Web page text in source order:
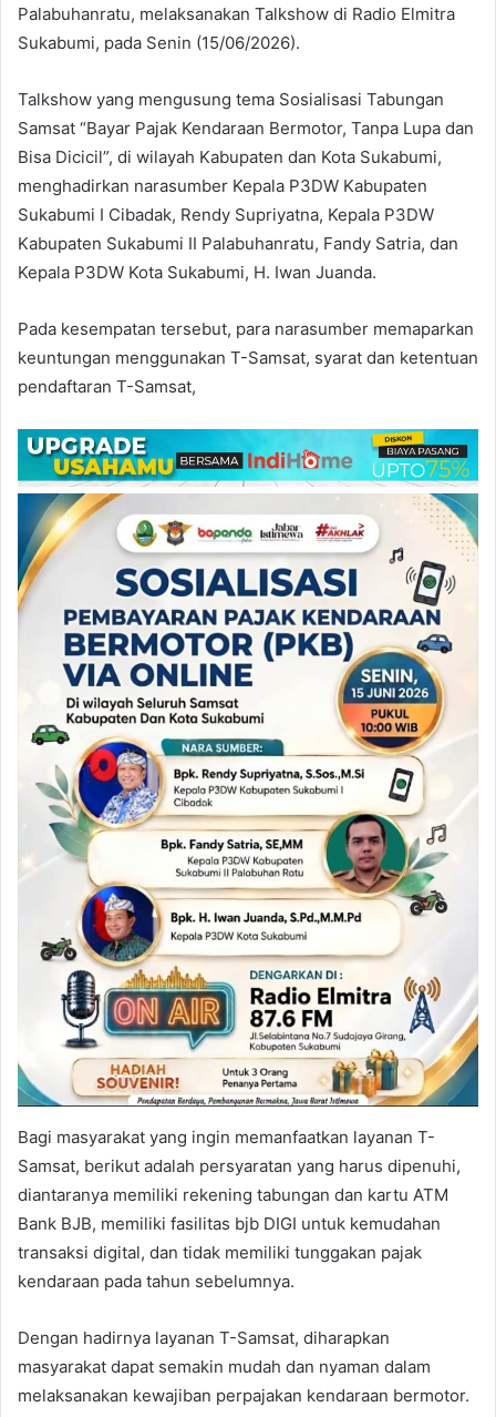
Palabuhanratu, melaksanakan Talkshow di Radio Elmitra
Sukabumi, pada Senin (15/06/2026).
Talkshow yang mengusung tema Sosialisasi Tabungan
Samsat “Bayar Pajak Kendaraan Bermotor, Tanpa Lupa dan
Bisa Dicicil”, di wilayah Kabupaten dan Kota Sukabumi,
menghadirkan narasumber Kepala P3DW Kabupaten
Sukabumi I Cibadak, Rendy Supriyatna, Kepala P3DW
Kabupaten Sukabumi II Palabuhanratu, Fandy Satria, dan
Kepala P3DW Kota Sukabumi, H. Iwan Juanda.
Pada kesempatan tersebut, para narasumber memaparkan
keuntungan menggunakan T-Samsat, syarat dan ketentuan
pendaftaran T-Samsat,
Bagi masyarakat yang ingin memanfaatkan layanan T-
Samsat, berikut adalah persyaratan yang harus dipenuhi,
diantaranya memiliki rekening tabungan dan kartu ATM
Bank BJB, memiliki fasilitas bjb DIGI untuk kemudahan
transaksi digital, dan tidak memiliki tunggakan pajak
kendaraan pada tahun sebelumnya.
Dengan hadirnya layanan T-Samsat, diharapkan
masyarakat dapat semakin mudah dan nyaman dalam
melaksanakan kewajiban perpajakan kendaraan bermotor.